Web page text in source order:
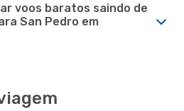
voos baratos saindo de
San Pedro em